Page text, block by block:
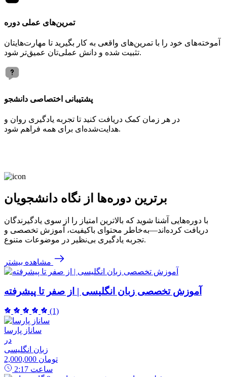
تمرین‌های عملی دوره
آموخته‌های خود را با تمرین‌های واقعی به کار بگیرید تا مهارت‌هایتان
تثبیت شده و دانش عملی‌تان عمیق‌تر شود.
پشتیبانی اختصاصی دانشجو
در هر زمان کمک دریافت کنید تا تجربه یادگیری روان و
هدایت‌شده‌ای برای همه فراهم شود.
برترین دوره‌ها از نگاه دانشجویان
با دوره‌هایی آشنا شوید که بالاترین امتیاز را از سوی یادگیرندگان
دریافت کرده‌اند—به‌خاطر محتوای باکیفیت، آموزش تخصصی و
تجربه یادگیری بی‌نظیر در موضوعات متنوع.
مشاهده بیشتر
آموزش تخصصی زبان انگلیسی | از صفر تا پیشرفته
(1)
ساناز پارسا
در
زبان انگلیسی
2,000,000 تومان
2:17 ساعت